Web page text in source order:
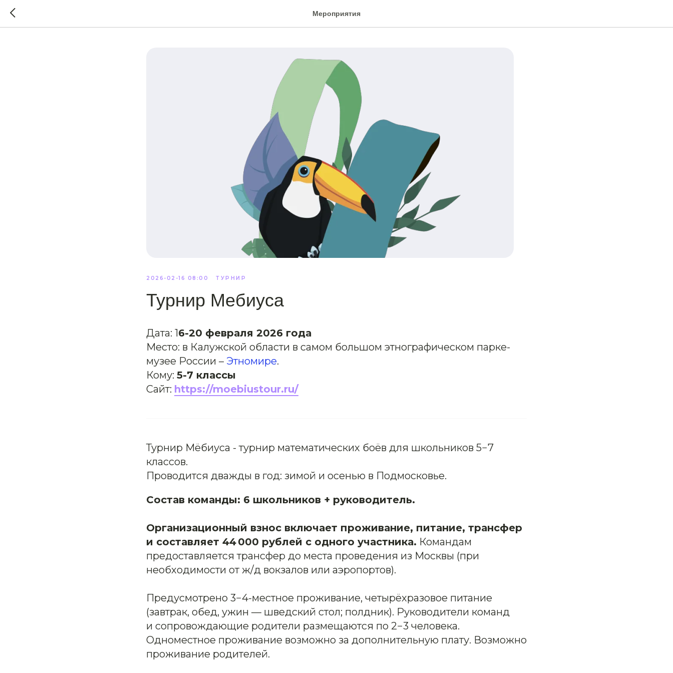
Мероприятия
2026-02-16 08:00 ТУРНИР
Турнир Мебиуса
Дата: 16-20 февраля 2026 года
Место: в Калужской области в самом большом этнографическом парке-
музее России – Этномире.
Кому: 5-7 классы
Сайт: https://moebiustour.ru/
Турнир Мёбиуса - турнир математических боёв для школьников 5−7
классов.
Проводится дважды в год: зимой и осенью в Подмосковье.
Состав команды: 6 школьников + руководитель.
Организационный взнос включает проживание, питание, трансфер
и составляет 44 000 рублей с одного участника. Командам
предоставляется трансфер до места проведения из Москвы (при
необходимости от ж/д вокзалов или аэропортов).
Предусмотрено 3−4-местное проживание, четырёхразовое питание
(завтрак, обед, ужин — шведский стол; полдник). Руководители команд
и сопровождающие родители размещаются по 2−3 человека.
Одноместное проживание возможно за дополнительную плату. Возможно
проживание родителей.